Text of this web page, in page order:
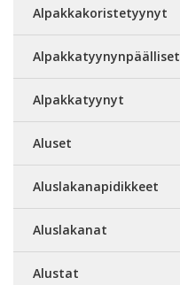
Alpakkakoristetyynyt
Alpakkatyynynpäälliset
Alpakkatyynyt
Aluset
Aluslakanapidikkeet
Aluslakanat
Alustat